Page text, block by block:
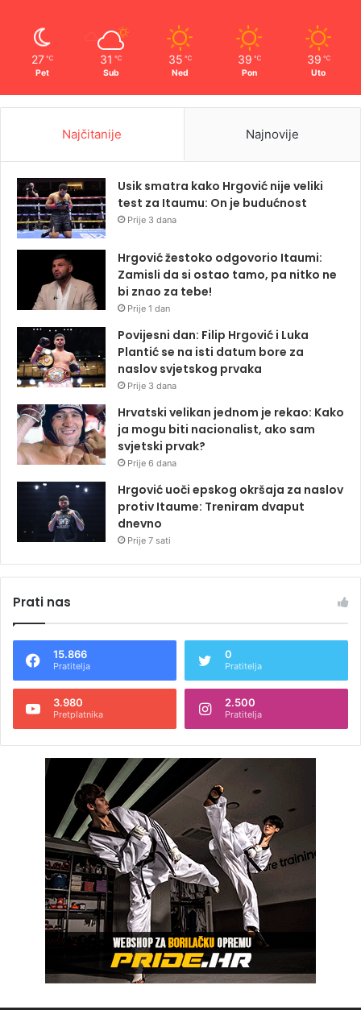
27 ℃
Pet
31 ℃
Sub
35 ℃
Ned
39 ℃
Pon
39 ℃
Uto
Najčitanije Najnovije
Usik smatra kako Hrgović nije veliki
test za Itaumu: On je budućnost
Prije 3 dana
Hrgović žestoko odgovorio Itaumi:
Zamisli da si ostao tamo, pa nitko ne
bi znao za tebe!
Prije 1 dan
Povijesni dan: Filip Hrgović i Luka
Plantić se na isti datum bore za
naslov svjetskog prvaka
Prije 3 dana
Hrvatski velikan jednom je rekao: Kako
ja mogu biti nacionalist, ako sam
svjetski prvak?
Prije 6 dana
Hrgović uoči epskog okršaja za naslov
protiv Itaume: Treniram dvaput
dnevno
Prije 7 sati
Prati nas
15.866
Pratitelja
0
Pratitelja
3.980
Pretplatnika
2.500
Pratitelja